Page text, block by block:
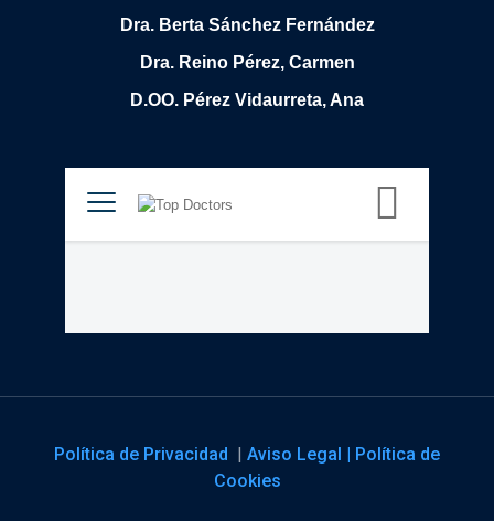
Dra. Berta Sánchez Fernández
Dra. Reino Pérez, Carmen
D.OO. Pérez Vidaurreta, Ana
Política de Privacidad | Aviso Legal | Política de
Cookies